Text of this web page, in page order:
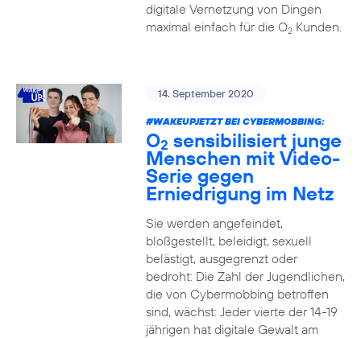
digitale Vernetzung von Dingen
maximal einfach für die O2Kunden.
14. September 2020
#WAKEUPJETZT BEI CYBERMOBBING:
O2 sensibilisiert junge
Menschen mit Video-
Serie gegen
Erniedrigung im Netz
Sie werden angefeindet,
bloßgestellt, beleidigt, sexuell
belästigt, ausgegrenzt oder
bedroht: Die Zahl der Jugendlichen,
die von Cybermobbing betroffen
sind, wächst: Jeder vierte der 14-19
jährigen hat digitale Gewalt am